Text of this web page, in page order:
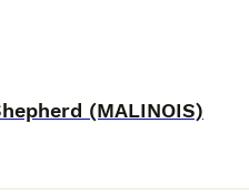
(MALINOIS)